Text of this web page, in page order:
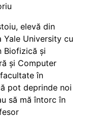
elevă din
Yale University cu
Biofizică și
și Computer
în
pot deprinde noi
să mă întorc în